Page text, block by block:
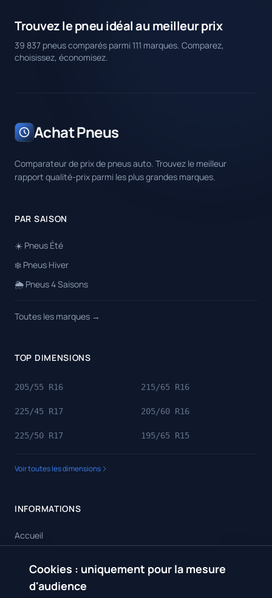
Trouvez le pneu idéal au meilleur prix
39 837 pneus comparés parmi 111 marques. Comparez,
choisissez, économisez.
Achat Pneus
Comparateur de prix de pneus auto. Trouvez le meilleur
rapport qualité-prix parmi les plus grandes marques.
PAR SAISON
☀️ Pneus Été
❄️ Pneus Hiver
🌦️ Pneus 4 Saisons
Toutes les marques →
TOP DIMENSIONS
205/55 R16 215/65 R16
225/45 R17 205/60 R16
225/50 R17 195/65 R15
Voir toutes les dimensions
INFORMATIONS
Accueil
Toutes les marques
Contact
Cookies : uniquement pour la mesure
d'audience